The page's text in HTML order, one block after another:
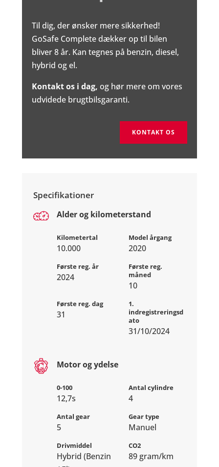
Til dig, der ønsker mere sikkerhed!
GoSafe Complete dækker op til bilen
bliver 8 år. Kan tegnes på benzin, diesel,
hybrid og el.
Kontakt os i dag, og hør mere om vores
udvidede brugtbilsgaranti.
KONTAKT OS
Specifikationer
Alder og kilometerstand
Kilometertal
10.000
Model årgang
2020
Første reg. år
2024
Første reg.
måned
10
Første reg. dag
31
1.
indregistreringsd
ato
31/10/2024
Motor og ydelse
0-100
12,7s
Antal cylindre
4
Antal gear
5
Gear type
Manuel
Drivmiddel
Hybrid (Benzin
CO2
89 gram/km